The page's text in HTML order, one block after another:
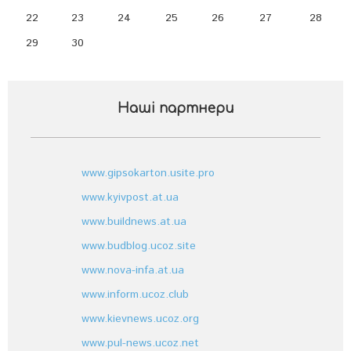
22
23 24 25 26 27
28
29
30
Наші партнери
www.gipsokarton.usite.pro
www.kyivpost.at.ua
www.buildnews.at.ua
www.budblog.ucoz.site
www.nova-infa.at.ua
www.inform.ucoz.club
www.kievnews.ucoz.org
www.pul-news.ucoz.net